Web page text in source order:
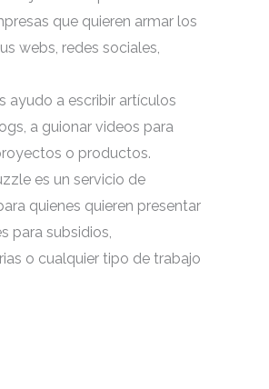
que quieren armar los
webs, redes sociales,
ayudo a escribir artículos
a guionar videos para
o productos.
es un servicio de
quienes quieren presentar
para subsidios,
o cualquier tipo de trabajo